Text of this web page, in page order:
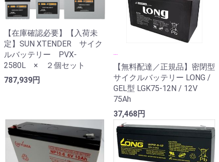
【在庫確認必要】【入荷未
定】SUN XTENDER サイク
ルバッテリー PVX-
2580L × ２個セット
787,939円
...
【無料配達／正規品】密閉型
サイクルバッテリー LONG /
GEL型 LGK75-12N / 12V
75Ah
37,468円